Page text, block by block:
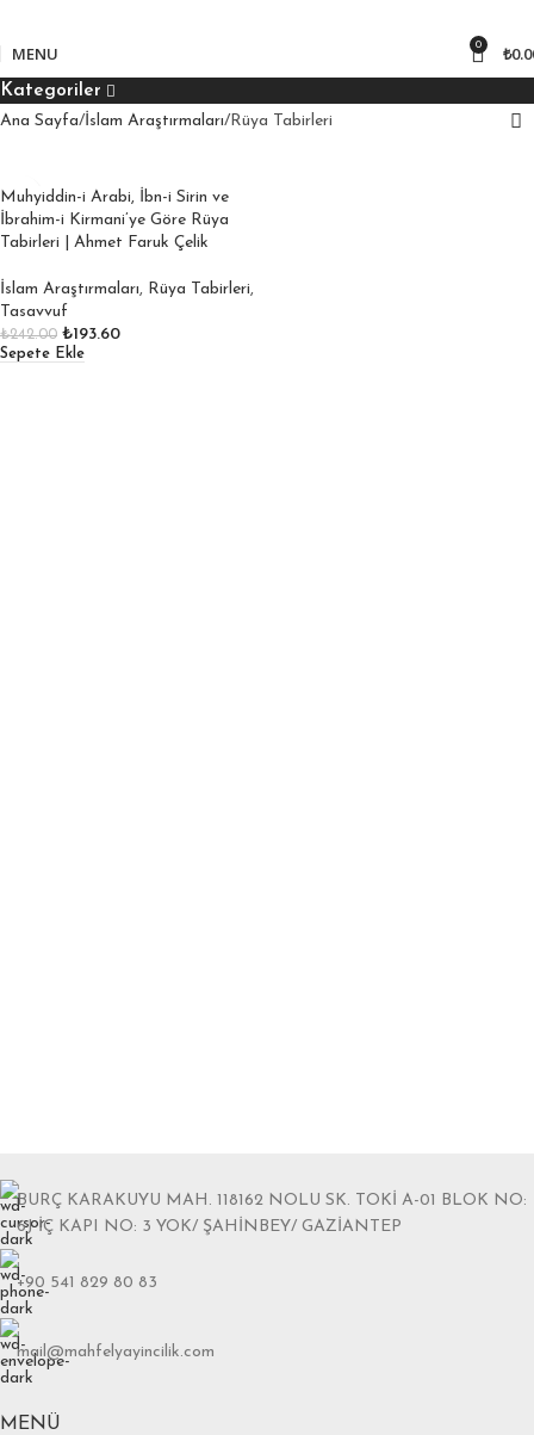
MENU 0 ₺
Kategoriler
Ana Sayfa İslam Araştırmaları Rüya Tabirleri
Muhyiddin-i Arabi, İbn-i Sirin ve
İbrahim-i Kirmani’ye Göre Rüya
Tabirleri | Ahmet Faruk Çelik
İslam Araştırmaları, Rüya Tabirleri,
Tasavvuf
₺242.00 ₺193.60
Sepete Ekle
BURÇ KARAKUYU MAH. 118162 NOLU SK. TOKİ A-01 BLOK NO:
6J İÇ KAPI NO: 3 YOK/ ŞAHİNBEY/ GAZİANTEP
+90 541 829 80 83
mail@mahfelyayincilik.com
MENÜ